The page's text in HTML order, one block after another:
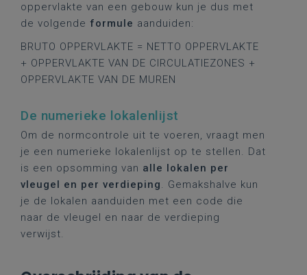
oppervlakte van een gebouw kun je dus met
de volgende formule aanduiden:
BRUTO OPPERVLAKTE = NETTO OPPERVLAKTE
+ OPPERVLAKTE VAN DE CIRCULATIEZONES +
OPPERVLAKTE VAN DE MUREN
De numerieke lokalenlijst
Om de normcontrole uit te voeren, vraagt men
je een numerieke lokalenlijst op te stellen. Dat
is een opsomming van alle lokalen per
vleugel en per verdieping. Gemakshalve kun
je de lokalen aanduiden met een code die
naar de vleugel en naar de verdieping
verwijst.